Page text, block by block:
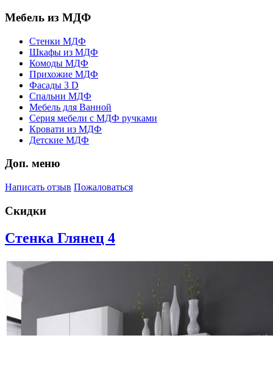
Мебель из МДФ
Стенки МДФ
Шкафы из МДФ
Комоды МДФ
Прихожие МДФ
Фасады 3 D
Спальни МДФ
Мебель для Ванной
Серия мебели с МДФ ручками
Кровати из МДФ
Детские МДФ
Доп. меню
Написать отзыв Пожаловаться
Скидки
Стенка Глянец 4